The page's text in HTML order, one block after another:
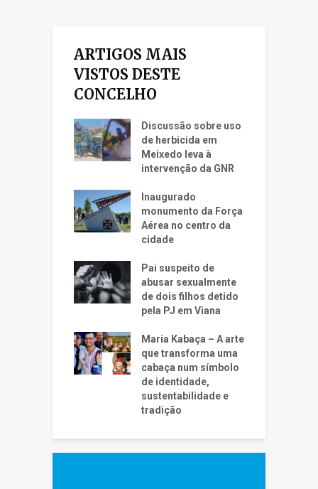
ARTIGOS MAIS
VISTOS DESTE
CONCELHO
Discussão sobre uso
de herbicida em
Meixedo leva à
intervenção da GNR
Inaugurado
monumento da Força
Aérea no centro da
cidade
Pai suspeito de
abusar sexualmente
de dois filhos detido
pela PJ em Viana
Maria Kabaça – A arte
que transforma uma
cabaça num símbolo
de identidade,
sustentabilidade e
tradição